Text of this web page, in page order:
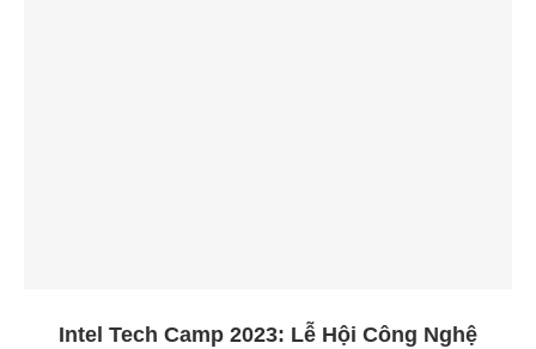
Intel Tech Camp 2023: Lễ Hội Công Nghệ